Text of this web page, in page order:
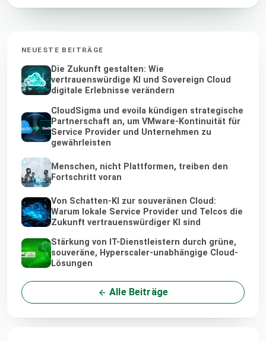
NEUESTE BEITRÄGE
Die Zukunft gestalten: Wie
vertrauenswürdige KI und Sovereign Cloud
digitale Erlebnisse verändern
CloudSigma und evoila kündigen strategische
Partnerschaft an, um VMware-Kontinuität für
Service Provider und Unternehmen zu
gewährleisten
Menschen, nicht Plattformen, treiben den
Fortschritt voran
Von Schatten-KI zur souveränen Cloud:
Warum lokale Service Provider und Telcos die
Zukunft vertrauenswürdiger KI sind
Stärkung von IT-Dienstleistern durch grüne,
souveräne, Hyperscaler-unabhängige Cloud-
Lösungen
Alle Beiträge